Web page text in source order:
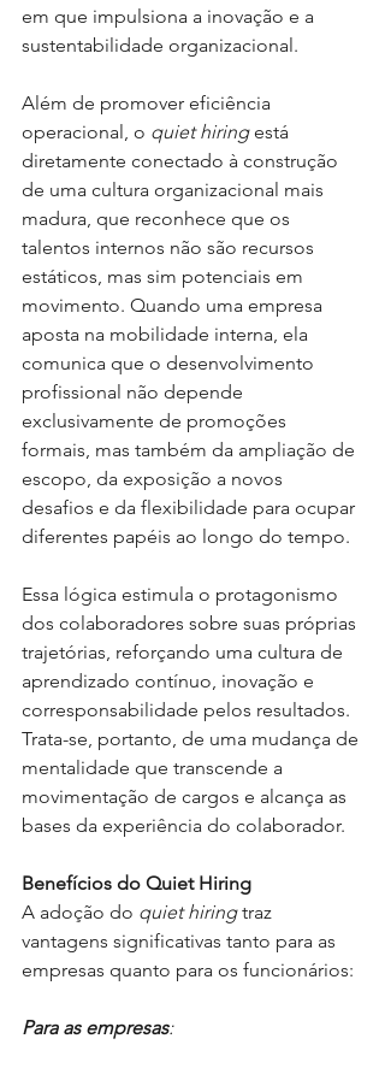
em que impulsiona a inovação e a
sustentabilidade organizacional.
Além de promover eficiência
operacional, o quiet hiring está
diretamente conectado à construção
de uma cultura organizacional mais
madura, que reconhece que os
talentos internos não são recursos
estáticos, mas sim potenciais em
movimento. Quando uma empresa
aposta na mobilidade interna, ela
comunica que o desenvolvimento
profissional não depende
exclusivamente de promoções
formais, mas também da ampliação de
escopo, da exposição a novos
desafios e da flexibilidade para ocupar
diferentes papéis ao longo do tempo.
Essa lógica estimula o protagonismo
dos colaboradores sobre suas próprias
trajetórias, reforçando uma cultura de
aprendizado contínuo, inovação e
corresponsabilidade pelos resultados.
Trata-se, portanto, de uma mudança de
mentalidade que transcende a
movimentação de cargos e alcança as
bases da experiência do colaborador.
Benefícios do Quiet Hiring
A adoção do quiet hiring traz
vantagens significativas tanto para as
empresas quanto para os funcionários:
Para as empresas: